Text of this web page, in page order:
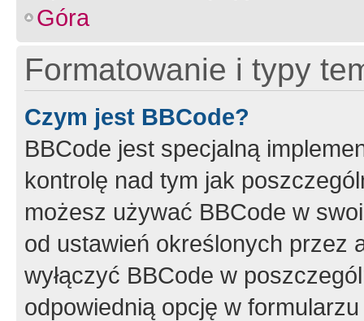
Góra
Formatowanie i typy
Czym jest BBCode?
BBCode jest specjalną
kontrolę nad tym jak
możesz używać BBCode w
od ustawień określonych przez
wyłączyć BBCode w
odpowiednią opcję w